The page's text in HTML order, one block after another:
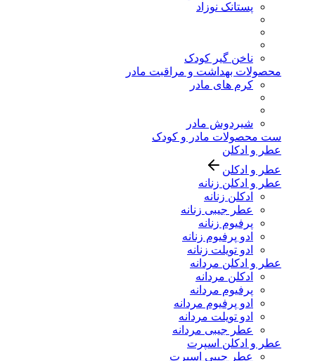
پستانک نوزاد
ناخن گیر کودک
محصولات بهداشت و مراقبت مادر
کرم های مادر
شیردوش مادر
ست محصولات مادر و کودک
عطر و ادکلن
عطر و ادکلن
عطر و ادکلن زنانه
ادکلن زنانه
عطر جیبی زنانه
پرفیوم زنانه
ادو پرفیوم زنانه
ادو تویلت زنانه
عطر و ادکلن مردانه
ادکلن مردانه
پرفیوم مردانه
ادو پرفیوم مردانه
ادو تویلت مردانه
عطر جیبی مردانه
عطر و ادکلن اسپرت
عطر جیبی اسپرت